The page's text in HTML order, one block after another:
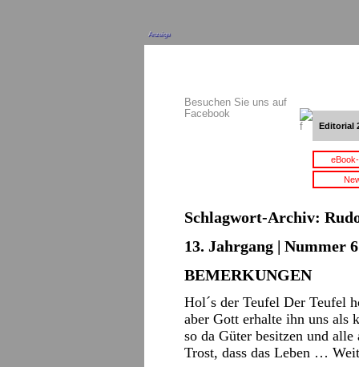
Anzeige
Besuchen Sie uns auf
Facebook
Editorial
Schlagwort-Archiv:
13. Jahrgang | Nummer
BEMERKUNGEN
Hol´s der Teufel Der Teufel
aber Gott erhalte ihn uns als
so da Güter besitzen und
Trost, dass das Leben …